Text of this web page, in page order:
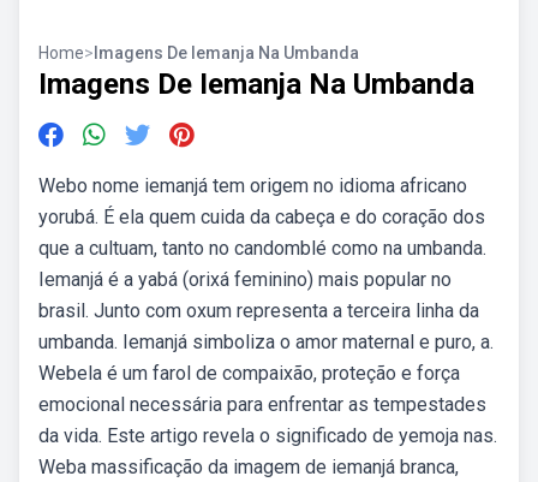
Home> Imagens De Iemanja Na Umbanda
Imagens De Iemanja Na Umbanda
Webo nome iemanjá tem origem no idioma africano
yorubá. É ela quem cuida da cabeça e do coração dos
que a cultuam, tanto no candomblé como na umbanda.
Iemanjá é a yabá (orixá feminino) mais popular no
brasil. Junto com oxum representa a terceira linha da
umbanda. Iemanjá simboliza o amor maternal e puro, a.
Webela é um farol de compaixão, proteção e força
emocional necessária para enfrentar as tempestades
da vida. Este artigo revela o significado de yemoja nas.
Weba massificação da imagem de iemanjá branca,